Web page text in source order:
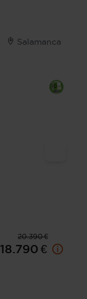
Salamanca
20.390 €
18.790 €